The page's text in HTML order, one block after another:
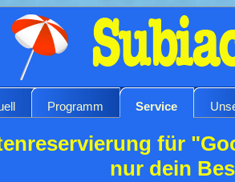
Programm Service
für
nur dein